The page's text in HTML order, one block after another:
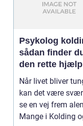
Psykolog
sådan finder
den rette hjælp
Når livet bliver
kan det være
se en vej frem
Mange i Kolding